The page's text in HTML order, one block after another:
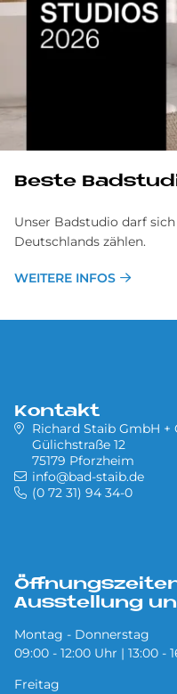
Be­ste
Unser Badstudio darf
Deutschlands zählen.
WEITERE INFOS
Kontakt
Richard Staib GmbH +
Gülichstraße 12
75179 Pforzheim
info@bad-staib.de
(0 72 31) 94 34-0
Ausstellung
Montag - Donnerstag
09:00 - 12:00 Uhr | 13:00 -
Freitag